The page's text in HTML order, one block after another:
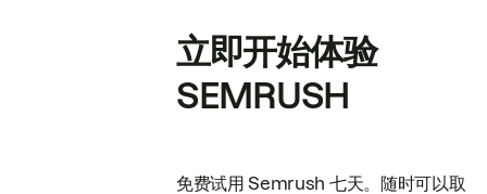
立即开始体验
SEMRUSH
免费试用 Semrush 七天。随时可以取